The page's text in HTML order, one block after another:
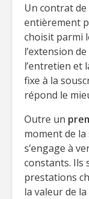
Un contrat de
entièrement
choisit parmi
l’extension
l’entretien et
fixe à la
répond le
Outre un
moment de
s’engage à
constants. Ils
prestations
la valeur de